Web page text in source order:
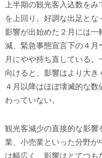
上半期の観光客入込数を
を上回り、好調な出足と
影響が出始めた２月には
減、緊急事態宣言下の４月
月にやや持ち直している
向けると、影響はより大き
４月以降はほぼ壊滅的な
わっていない。
観光客減少の直接的な影響
業、小売業といった分野が
は幅広く、影響はとてつ